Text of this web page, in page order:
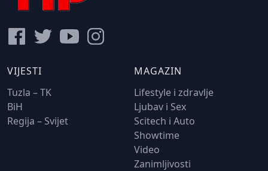
VIJESTI
Tuzla – TK
BiH
Regija – Svijet
MAGAZIN
Lifestyle i zdravlje
Ljubav i Sex
Scitech i Auto
Showtime
Video
Zanimljivosti